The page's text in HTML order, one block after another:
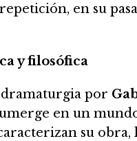
en su
y filosófica
dramaturgia por
en un
su obra,